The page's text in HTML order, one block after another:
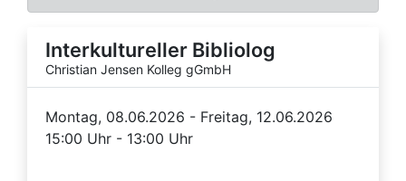
Interkultureller Bibliolog
Christian Jensen Kolleg gGmbH
Montag, 08.06.2026 - Freitag, 12.06.2026
15:00 Uhr - 13:00 Uhr